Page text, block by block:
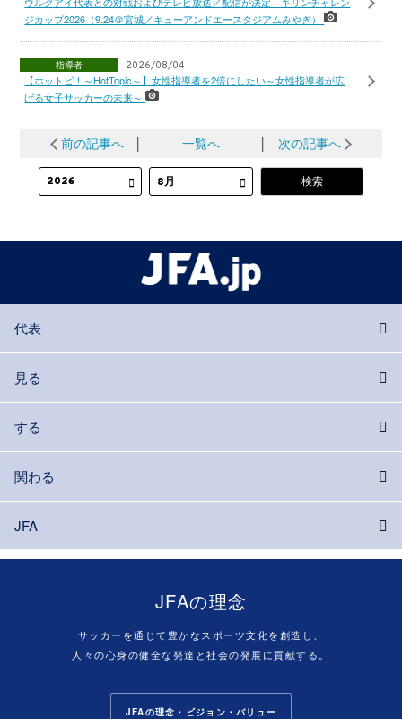
ジカップ2026（9.24＠宮城／キューアンドエースタジアムみやぎ）
指導者 2026/08/04
【ホットピ！～HotTopic～】女性指導者を2倍にしたい～女性指導者が広
げる女子サッカーの未来～
前の記事へ 一覧へ 次の記事へ
代表
見る
する
関わる
JFA
JFAの理念
サッカーを通じて豊かなスポーツ文化を創造し、
人々の心身の健全な発達と社会の発展に貢献する。
JFAの理念・ビジョン・バリュー